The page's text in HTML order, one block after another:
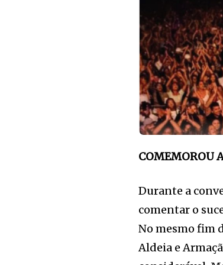
COMEMOROU
Durante a
comentar o
No mesmo fim
Aldeia e